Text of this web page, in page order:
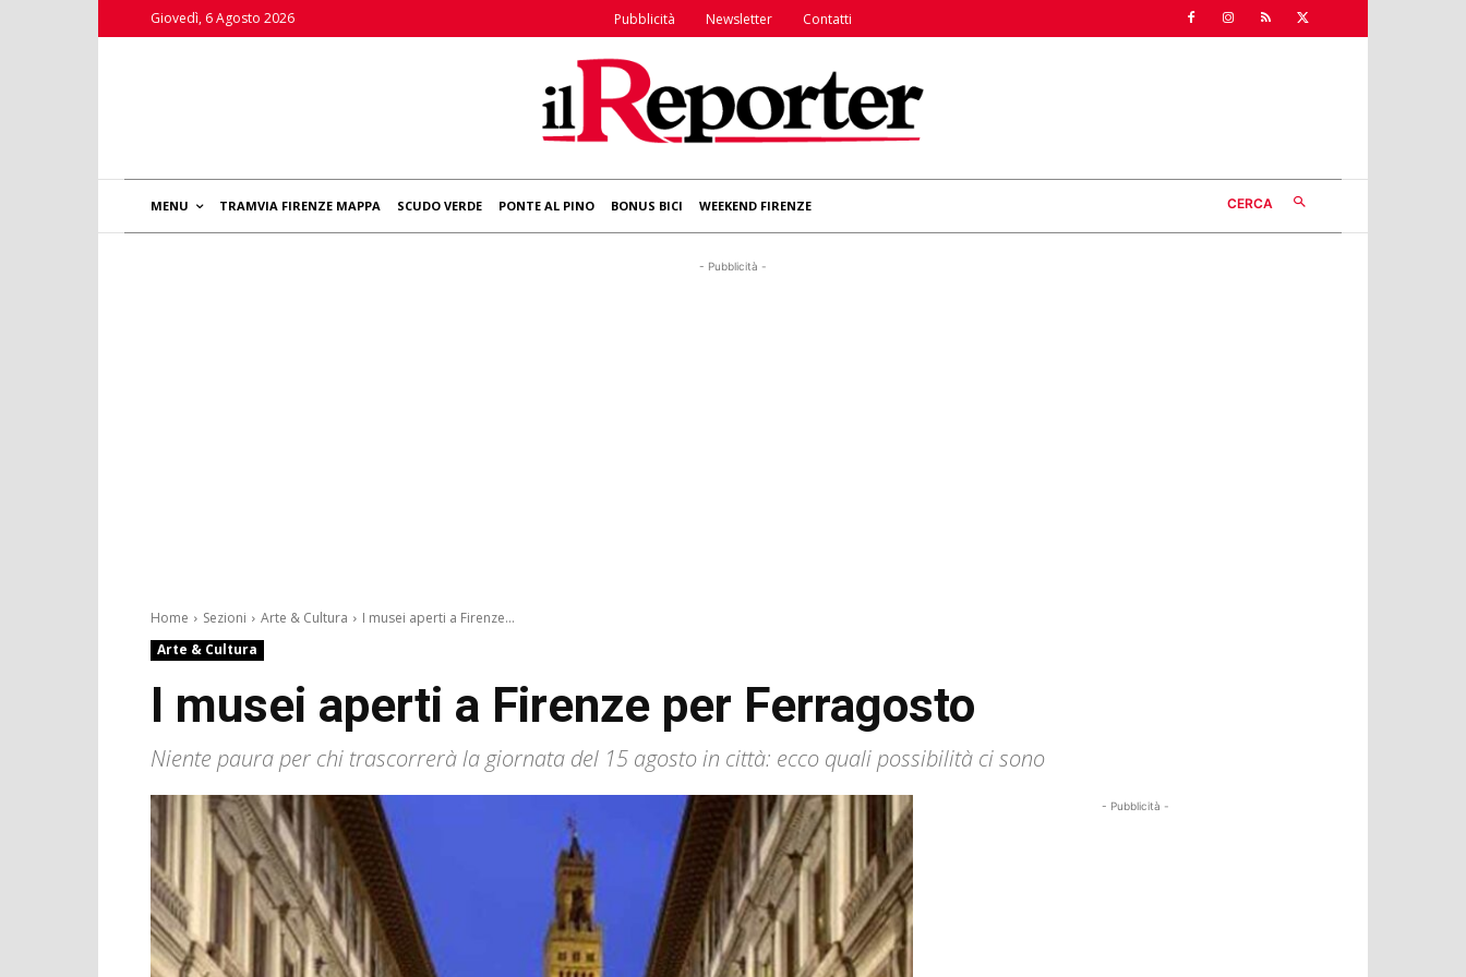
Giovedì, 6 Agosto 2026 Pubblicità Newsletter Contatti
MENU TRAMVIA FIRENZE MAPPA SCUDO VERDE PONTE AL PINO BONUS BICI WEEKEND FIRENZE CERCA
- Pubblicità -
Home Sezioni Arte & Cultura
I musei aperti a Firenze...
Arte & Cultura
I musei aperti a Firenze per Ferragosto
Niente paura per chi trascorrerà la giornata del 15 agosto in città: ecco quali possibilità ci sono
- Pubblicità -